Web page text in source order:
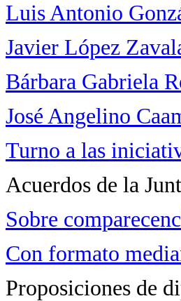
Luis Antonio
Javier López
Bárbara Gabriela
José Angelino
Turno a las
Acuerdos de la
Sobre
Con formato
Proposiciones de